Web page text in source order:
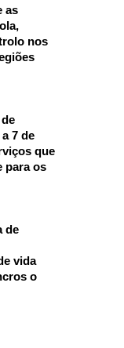
as
nos
7 de
que
para os
de
vida
o